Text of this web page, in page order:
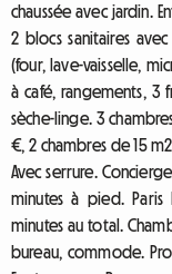
chaussée avec jardin.
2 blocs sanitaires
(four, lave-vaisselle,
à café, rangements, 3
sèche-linge. 3
€, 2 chambres de 15
Avec serrure.
minutes à pied. Paris
minutes au total.
bureau, commode.